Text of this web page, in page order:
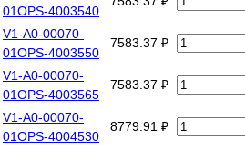
01OPS-4003540
V1-A0-00070-
01OPS-4003550
7583.37 ₽
V1-A0-00070-
01OPS-4003565
7583.37 ₽
V1-A0-00070-
01OPS-4004530
8779.91 ₽